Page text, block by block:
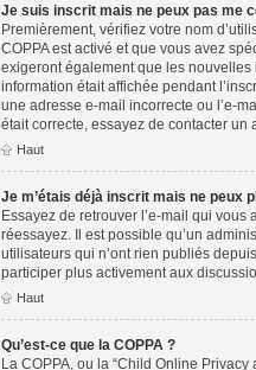
Je suis inscrit mais ne peux pas me
Premièrement, vérifiez votre nom
COPPA est activé et que vous avez
exigeront également que les
information était affichée pendant
une adresse e-mail incorrecte ou l’e-
était correcte, essayez de contacter un
Haut
Je m’étais déjà inscrit mais ne peux
Essayez de retrouver l’e-mail qui
réessayez. Il est possible qu’un
utilisateurs qui n’ont rien publiés
participer plus activement aux
Haut
Qu’est-ce que la COPPA ?
La COPPA, ou la “Child Online